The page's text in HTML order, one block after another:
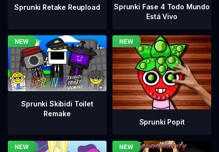
Sprunki Retake Reupload
Sprunki Fase 4 Todo Mundo
Está Vivo
Sprunki Skibidi Toilet
Remake
Sprunki Popit